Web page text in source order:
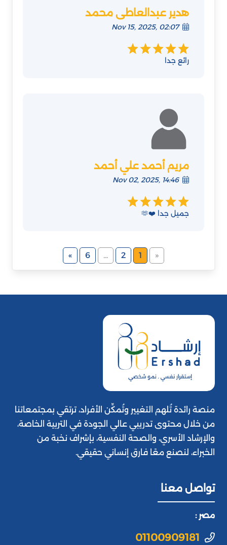
هدير عبدالعاطى محمد
Nov 15, 2025, 02:07
رائع جدا
مريم أحمد علي أحمد
Nov 02, 2025, 14:46
جميل جدا ❤️🫶
«
1
2
...
6
»
منصة رائدة تُلهم التغيير وتُمكِّن الأفراد، ترتقي بمجتمعاتنا
من خلال محتوى تدريبي عالي الجودة في التربية الخاصة،
والإرشاد الأسري، والصحة النفسية، بإشراف نخبة من
الخبراء، لنصنع معًا فارق إنساني حقيقي.
تواصل معنا
مصر :
01100909181